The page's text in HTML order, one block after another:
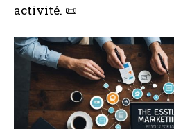
activité. 📜